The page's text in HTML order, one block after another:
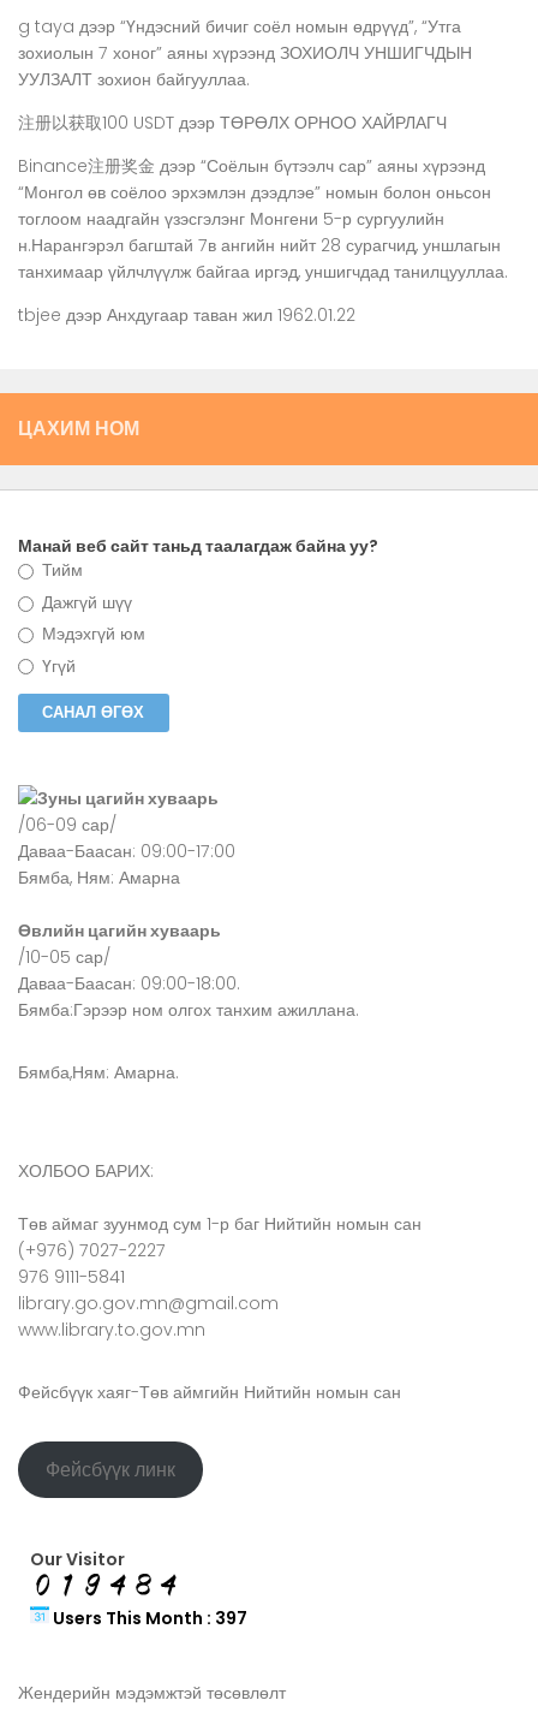
g taya дээр “Үндэсний бичиг соёл номын өдрүүд”, “Утга
зохиолын 7 хоног” аяны хүрээнд ЗОХИОЛЧ УНШИГЧДЫН
УУЛЗАЛТ зохион байгууллаа.
注册以获取100 USDT дээр ТӨРӨЛХ ОРНОО ХАЙРЛАГЧ
Binance注册奖金 дээр “Соёлын бүтээлч сар” аяны хүрээнд
“Монгол өв соёлоо эрхэмлэн дээдлэе” номын болон оньсон
тоглоом наадгайн үзэсгэлэнг Монгени 5-р сургуулийн
н.Нарангэрэл багштай 7в ангийн нийт 28 сурагчид, уншлагын
танхимаар үйлчлүүлж байгаа иргэд, уншигчдад танилцууллаа.
tbjee дээр Анхдугаар таван жил 1962.01.22
ЦАХИМ НОМ
Манай веб сайт таньд таалагдаж байна уу?
Тийм
Дажгүй шүү
Мэдэхгүй юм
Үгүй
Зуны цагийн хуваарь
/06-09 сар/
Даваа-Баасан: 09:00-17:00
Бямба, Ням: Амарна
Өвлийн цагийн хуваарь
/10-05 сар/
Даваа-Баасан: 09:00-18:00.
Бямба:Гэрээр ном олгох танхим ажиллана.
Бямба,Ням: Амарна.
ХОЛБОО БАРИХ:
Төв аймаг зуунмод сум 1-р баг Нийтийн номын сан
(+976) 7027-2227
976 9111-5841
library.go.gov.mn@gmail.com
www.library.to.gov.mn
Фейсбүүк хаяг-Төв аймгийн Нийтийн номын сан
Фейсбүүк линк
Our Visitor
Users This Month : 397
Жендерийн мэдэмжтэй төсөвлөлт